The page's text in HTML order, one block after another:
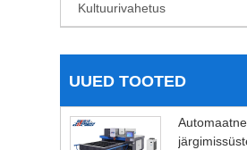
Kultuurivahetus
UUED TOOTED
Automaatne